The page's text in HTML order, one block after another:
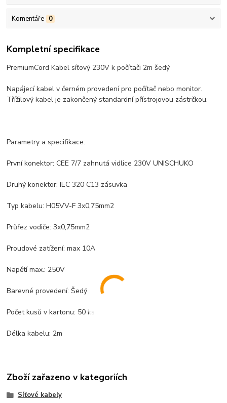
Komentáře 0
Kompletní specifikace
PremiumCord Kabel síťový 230V k počítači 2m šedý
Napájecí kabel v černém provedení pro počítač nebo monitor.
Třížilový kabel je zakončený standardní přístrojovou zástrčkou.
Parametry a specifikace:
První konektor: CEE 7/7 zahnutá vidlice 230V UNISCHUKO
Druhý konektor: IEC 320 C13 zásuvka
Typ kabelu: H05VV-F 3x0,75mm2
Průřez vodiče: 3x0,75mm2
Proudové zatížení: max 10A
Napětí max.: 250V
Barevné provedení: Šedý
Počet kusů v kartonu: 50 ks
Délka kabelu: 2m
Zboží zařazeno v kategoriích
Síťové kabely